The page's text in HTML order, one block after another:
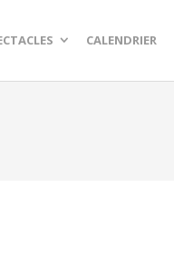
CALENDRIER